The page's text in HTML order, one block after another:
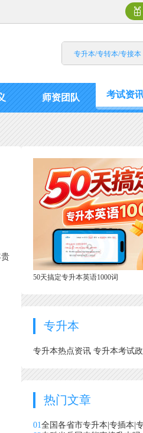
专升本/专转本/专接本
师资团队 考试资
50天搞定专升本英语1000词
专升本
专升本热点资讯 专升本考试
热门文章
01全国各省市专升本|专插本|